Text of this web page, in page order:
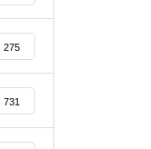
275
731